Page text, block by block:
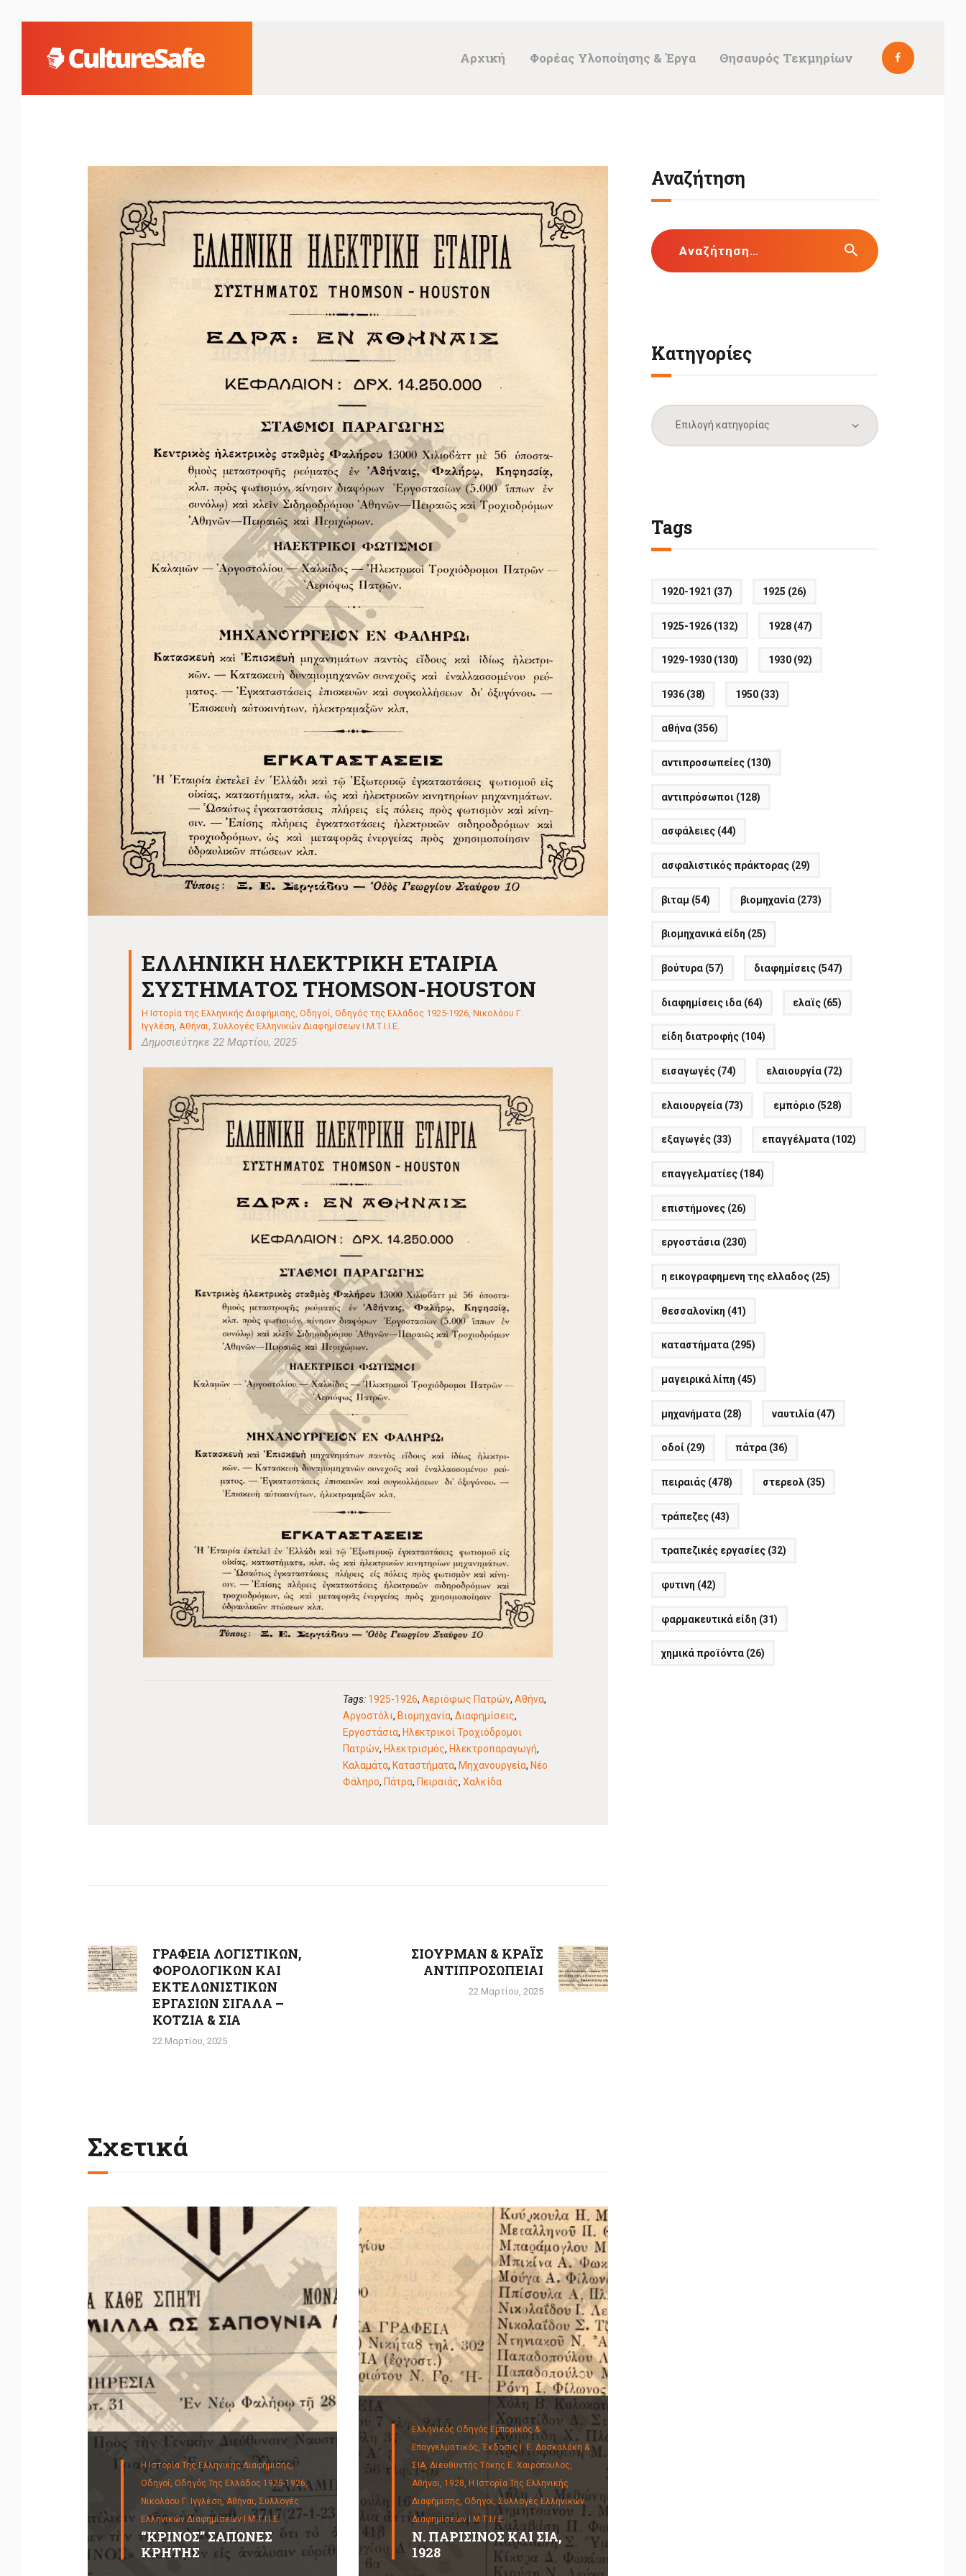
Αρχική Φορέας Υλοποίησης & Έργα Θησαυρός Τεκμηρίων
ΘΗΣΑΥΡΌΣ
ΤΕΚΜΗΡΊΩΝ
ΕΛΛΗΝΙΚΗ ΗΛΕΚΤΡΙΚΗ ΕΤΑΙΡΙΑ
ΣΥΣΤΗΜΑΤΟΣ THOMSON-HOUSTON
Η Ιστορία της Ελληνικής Διαφήμισης ,Οδηγοί ,Οδηγός της Ελλάδος 1925-1926, Νικολάου Γ.
Ιγγλέση, Αθήναι ,Συλλογές Ελληνικών Διαφημίσεων Ι.Μ.Τ.Ι.Ι.Ε.
Δημοσιεύτηκε 22 Μαρτίου, 2025
Tags: 1925-1926, Αεριόφως Πατρών, Αθήνα,
Αργοστόλι, Βιομηχανία, Διαφημίσεις,
Εργοστάσια, Ηλεκτρικοί Τροχιόδρομοι
Πατρών, Ηλεκτρισμός, Ηλεκτροπαραγωγή,
Καλαμάτα, Καταστήματα, Μηχανουργεία, Νέο
Φάληρο, Πάτρα, Πειραιάς, Χαλκίδα
άρθρων
Previous
post:
ΓΡΑΦΕΙΑ ΛΟΓΙΣΤΙΚΩΝ,
ΦΟΡΟΛΟΓΙΚΩΝ ΚΑΙ
ΕΚΤΕΛΩΝΙΣΤΙΚΩΝ
ΕΡΓΑΣΙΩΝ ΣΙΓΑΛΑ –
ΚΟΤΖΙΑ & ΣΙΑ
22 Μαρτίου, 2025
Next
post:
ΣΙΟΥΡΜΑΝ & ΚΡΑΪΣ
ΑΝΤΙΠΡΟΣΩΠΕΙΑΙ
22 Μαρτίου, 2025
Σχετικά
Η Ιστορία Της Ελληνικής Διαφήμισης,
Οδηγοί, Οδηγός Της Ελλάδος 1925-1926,
Νικολάου Γ. Ιγγλέση, Αθήναι, Συλλογές
Ελληνικών Διαφημίσεων Ι.Μ.Τ.Ι.Ι.Ε.
“ΚΡΙΝΟΣ” ΣΑΠΩΝΕΣ
ΚΡΗΤΗΣ
Ελληνικός Οδηγός Εμπορικός &
Επαγγελματικός, Έκδοσις Ι. Ε. Δασκαλάκη &
ΣΙΑ, Διευθυντής Τάκης Ε. Χαιρόπουλος,
Αθήναι, 1928, Η Ιστορία Της Ελληνικής
Διαφήμισης, Οδηγοί, Συλλογές Ελληνικών
Διαφημίσεων Ι.Μ.Τ.Ι.Ι.Ε.
Ν. ΠΑΡΙΣΙΝΟΣ ΚΑΙ ΣΙΑ,
1928
Αναζήτηση
Αναζήτηση
για:
Κατηγορίες
Κατηγορίες
Tags
1920-1921 (37) 1925 (26)
1925-1926 (132) 1928 (47)
1929-1930 (130) 1930 (92)
1936 (38) 1950 (33)
αθήνα (356)
αντιπροσωπείες (130)
αντιπρόσωποι (128)
ασφάλειες (44)
ασφαλιστικός πράκτορας (29)
βιταμ (54) βιομηχανία (273)
βιομηχανικά είδη (25)
βούτυρα (57) διαφημίσεις (547)
διαφημίσεις ιδα (64) ελαϊς (65)
είδη διατροφής (104)
εισαγωγές (74) ελαιουργία (72)
ελαιουργεία (73) εμπόριο (528)
εξαγωγές (33) επαγγέλματα (102)
επαγγελματίες (184)
επιστήμονες (26)
εργοστάσια (230)
η εικογραφημενη της ελλαδος (25)
θεσσαλονίκη (41)
καταστήματα (295)
μαγειρικά λίπη (45)
μηχανήματα (28) ναυτιλία (47)
οδοί (29) πάτρα (36)
πειραιάς (478) στερεολ (35)
τράπεζες (43)
τραπεζικές εργασίες (32)
φυτινη (42)
φαρμακευτικά είδη (31)
χημικά προϊόντα (26)